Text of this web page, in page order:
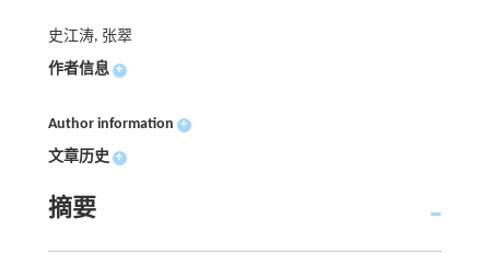
史江涛, 张翠
作者信息 +
Author information +
文章历史 +
摘要